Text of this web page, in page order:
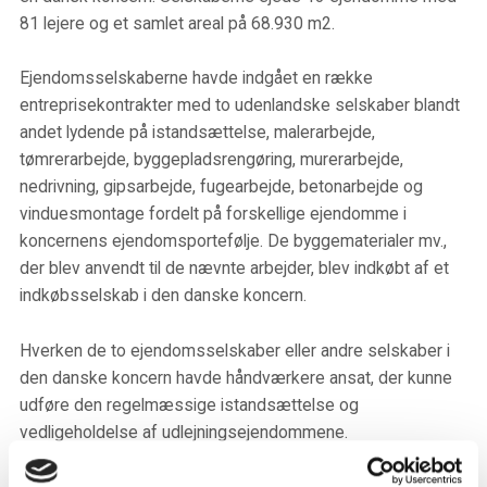
81 lejere og et samlet areal på 68.930 m2.
Ejendomsselskaberne havde indgået en række
entreprisekontrakter med to udenlandske selskaber blandt
andet lydende på istandsættelse, malerarbejde,
tømrerarbejde, byggepladsrengøring, murerarbejde,
nedrivning, gipsarbejde, fugearbejde, betonarbejde og
vinduesmontage fordelt på forskellige ejendomme i
koncernens ejendomsportefølje. De byggematerialer mv.,
der blev anvendt til de nævnte arbejder, blev indkøbt af et
indkøbsselskab i den danske koncern.
Hverken de to ejendomsselskaber eller andre selskaber i
den danske koncern havde håndværkere ansat, der kunne
udføre den regelmæssige istandsættelse og
vedligeholdelse af udlejningsejendommene.